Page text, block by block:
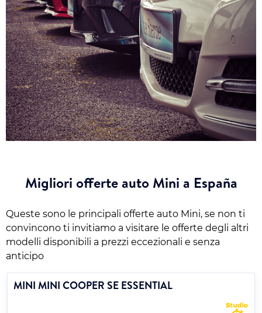
Migliori offerte auto Mini a España
Queste sono le principali offerte auto Mini, se non ti
convincono ti invitiamo a visitare le offerte degli altri
modelli disponibili a prezzi eccezionali e senza
anticipo
MINI MINI COOPER SE ESSENTIAL